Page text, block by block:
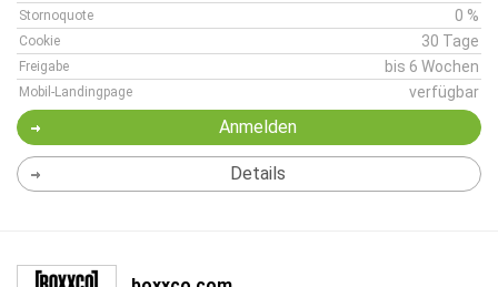
Stornoquote 0 %
Cookie 30 Tage
Freigabe bis 6 Wochen
Mobil-Landingpage verfügbar
Anmelden
Details